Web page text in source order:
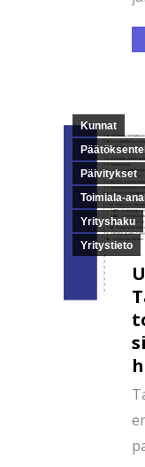
Kunnat
Päivitykset
Toimiala-
Yrityshaku
Yritystieto